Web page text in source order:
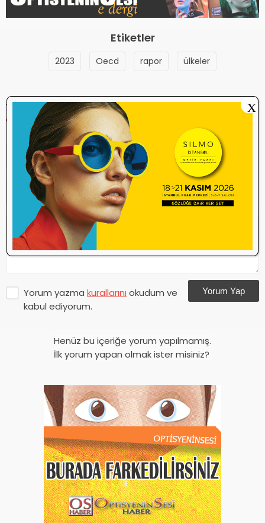
Etiketler
2023 Oecd rapor ülkeler
YORUM YAP
Yorum yazma kurallarını okudum ve
kabul ediyorum.
Yorum Yap
Henüz bu içeriğe yorum yapılmamış.
İlk yorum yapan olmak ister misiniz?
X